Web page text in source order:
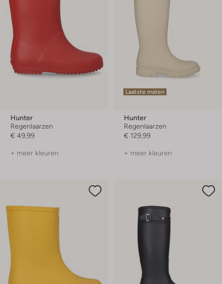
Hunter
Regenlaarzen
€ 49,99
+ meer kleuren
Laatste maten
Hunter
Regenlaarzen
€ 129,99
+ meer kleuren